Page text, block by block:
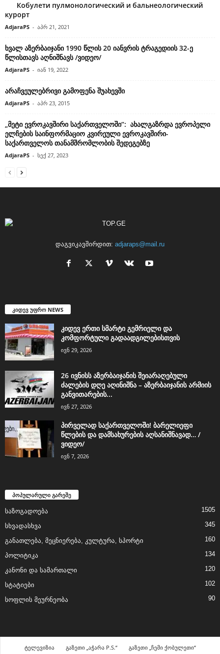
Кобулети пулмонологический и бальнеологический
курорт
AdjaraPS - აპრ 21, 2021
ხვალ აზერბაიჯანი 1990 წლის 20 იანვრის ტრაგედიის 32-ე
წლისთავს აღნიშნავს /ვიდეო/
AdjaraPS - იან 19, 2022
არაჩვეულებრივი გამოფენა შუახევში
AdjaraPS - აპრ 23, 2015
„მეტი ევროკავშირი საქართველოში“: ახალგაზრდა ევროპელი
ელჩების საინფორმაციო კვირეული ევროკავშირი-
საქართველოს თანამშრომლობის შედეგებზე
AdjaraPS - სექ 27, 2023
დაგვიკავშირდით: adjaraps@mail.ru
კიდევ უფრო NEWS
კიდევ ერთი სმარტი გემრიელი და
კომფორტული გადაადგილებისთვის
ივნ 29, 2026
26 ივნისს აზერბაიჯანის შეიარაღებული
ძალების დღე აღინიშნა – აზერბაიჯანის არმიის
განვითარების...
ივნ 27, 2026
პირველად საქართველოში! ბარელიეფი
წლების და დამსახურების აღსანიშნავად… /
ვიდეო/
ივნ 7, 2026
პოპულარული გარეშე
საზოგადოება 1505
სხვადასხვა 345
განათლება, მეცნიერება, კულტურა, სპორტი 160
პოლიტიკა 134
კანონი და სამართალი 120
სტატიები 102
სოფლის მეურნეობა 90
ტელევიზია გაზეთი „აჭარა P.S.“ გაზეთი „ჩემი ქობულეთი“